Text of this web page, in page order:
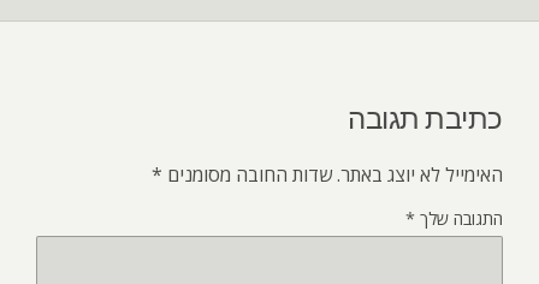
כתיבת תגובה
האימייל לא יוצג באתר.שדות החובה מסומנים *
התגובה שלך *